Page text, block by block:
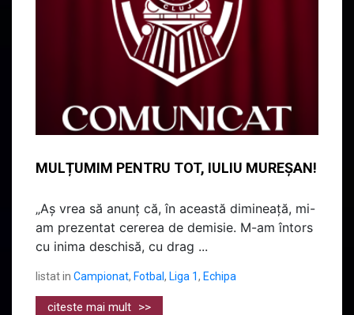
MULȚUMIM PENTRU TOT, IULIU MUREȘAN!
„Aș vrea să anunț că, în această dimineață, mi-
am prezentat cererea de demisie. M-am întors
cu inima deschisă, cu drag ...
listat in Campionat, Fotbal , Liga 1, Echipa
citeste mai mult >>